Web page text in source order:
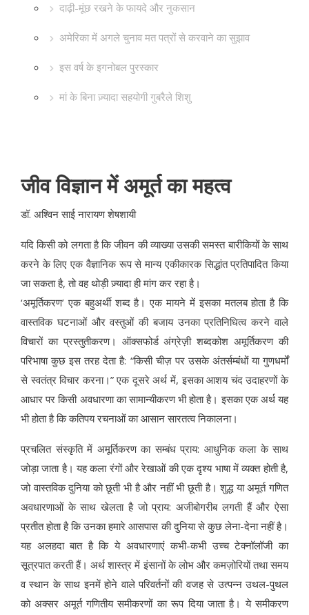
दाढ़ी-मूंछ रखने के फायदे और नुकसान
अमेरिका में अगले चुनाव मत पत्रों से करवाने का सुझाव
इस वर्ष के इगनोबल पुरस्कार
मां के बिना ज़्यादा सहयोगी गुबरैले शिशु
जीव विज्ञान में अमूर्त का महत्व
डॉ. अश्विन साई नारायण शेषशायी
यदि किसी को लगता है कि जीवन की व्याख्या उसकी समस्त बारीकियों के साथ
करने के लिए एक वैज्ञानिक रूप से मान्य एकीकारक सिद्धांत प्रतिपादित किया
जा सकता है, तो वह थोड़ी ज़्यादा ही मांग कर रहा है।
‘अमूर्तिकरण’ एक बहुअर्थी शब्द है। एक मायने में इसका मतलब होता है कि
वास्तविक घटनाओं और वस्तुओं की बजाय उनका प्रतिनिधित्व करने वाले
विचारों का प्रस्तुतीकरण। ऑक्सफोर्ड अंग्रेज़ी शब्दकोश अमूर्तिकरण की
परिभाषा कुछ इस तरह देता है: “किसी चीज़ पर उसके अंतर्सम्बंधों या गुणधर्मों
से स्वतंत्र विचार करना।” एक दूसरे अर्थ में, इसका आशय चंद उदाहरणों के
आधार पर किसी अवधारणा का सामान्यीकरण भी होता है। इसका एक अर्थ यह
भी होता है कि कतिपय रचनाओं का आसान सारतत्व निकालना।
प्रचलित संस्कृति में अमूर्तिकरण का सम्बंध प्राय: आधुनिक कला के साथ
जोड़ा जाता है। यह कला रंगों और रेखाओं की एक दृश्य भाषा में व्यक्त होती है,
जो वास्तविक दुनिया को छूती भी है और नहीं भी छूती है। शुद्ध या अमूर्त गणित
अवधारणाओं के साथ खेलता है जो प्राय: अजीबोगरीब लगती हैं और ऐसा
प्रतीत होता है कि उनका हमारे आसपास की दुनिया से कुछ लेना-देना नहीं है।
यह अलहदा बात है कि ये अवधारणाएं कभी-कभी उच्च टेक्नॉलॉजी का
सूत्रपात करती हैं। अर्थ शास्त्र में इंसानों के लोभ और कमज़ोरियों तथा समय
व स्थान के साथ इनमें होने वाले परिवर्तनों की वजह से उत्पन्न उथल-पुथल
को अक्सर अमूर्त गणितीय समीकरणों का रूप दिया जाता है। ये समीकरण